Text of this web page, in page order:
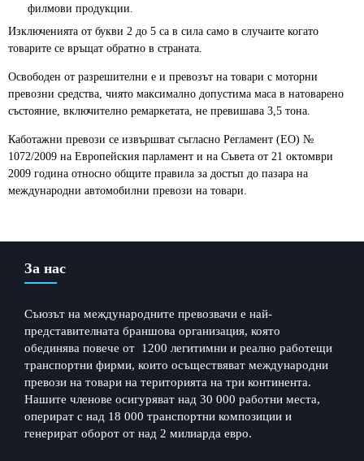
филмови продукции.
Изключенията от букви 2 до 5 са в сила само в случаите когато
товарите се връщат обратно в страната.
Освободен от разрешителни е и превозът на товари с моторни
превозни средства, чиято максимално допустима маса в натоварено
състояние, включително ремаркетата, не превишава 3,5 тона.
Каботажни превози се извършват съгласно Регламент (ЕО) №
1072/2009 на Европейския парламент и на Съвета от 21 октомври
2009 година относно общите правила за достъп до пазара на
международни автомобилни превози на товари.
За нас
Съюзът на международните превозвачи е най-
представителната браншова организация, която
обединява повече от 1200 легитимни и реално работещи
транспортни фирми, които осъществяват международни
превози на товари на територията на три континента.
Нашите членове осигуряват над 30 000 работни места,
оперират с над 18 000 транспортни композиции и
генерират оборот от над 2 милиарда евро.